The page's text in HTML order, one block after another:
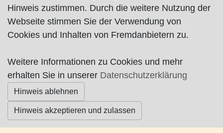
© Worpswede24 2015-2026
Hinweis zustimmen. Durch die weitere Nutzung der
Webseite stimmen Sie der Verwendung von
Cookies und Inhalten von Fremdanbietern zu.
Weitere Informationen zu Cookies und mehr
erhalten Sie in unserer Datenschutzerklärung
Hinweis ablehnen
Hinweis akzeptieren und zulassen